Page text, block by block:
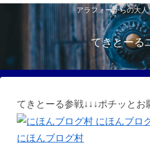
アラフォーからの大
てきとーる
てきとーる参戦↓↓↓ポチッとお
にほんブログ村